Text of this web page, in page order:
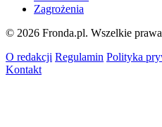
Zagrożenia
© 2026 Fronda.pl. Wszelkie prawa
O redakcji Regulamin Polityka
Kontakt